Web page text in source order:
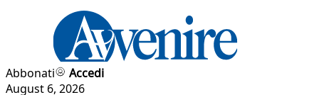
Abbonati
Accedi
August 6, 2026